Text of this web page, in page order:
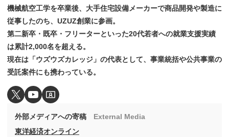
機械航空工学を卒業後、大手住宅設備メーカーで商品開発や製造に
従事したのち、UZUZ創業に参画。
第二新卒・既卒・フリーターといった20代若者への就業支援実績
は累計2,000名を超える。
現在は「ウズウズカレッジ」の代表として、事業統括や公共事業の
受託案件にも携わっている。
外部メディアへの寄稿
External Media
東洋経済オンライン